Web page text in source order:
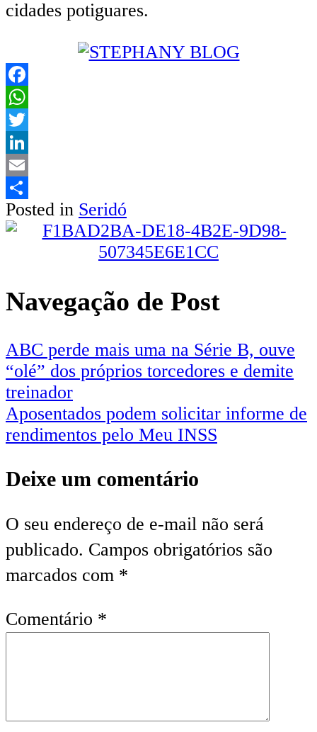
cidades potiguares.
Facebook
WhatsApp
Twitter
LinkedIn
Email
Share
Posted in Seridó
Navegação de Post
ABC perde mais uma na Série B, ouve
“olé” dos próprios torcedores e demite
treinador
Aposentados podem solicitar informe de
rendimentos pelo Meu INSS
Deixe um comentário
O seu endereço de e-mail não será
publicado. Campos obrigatórios são
marcados com *
Comentário *